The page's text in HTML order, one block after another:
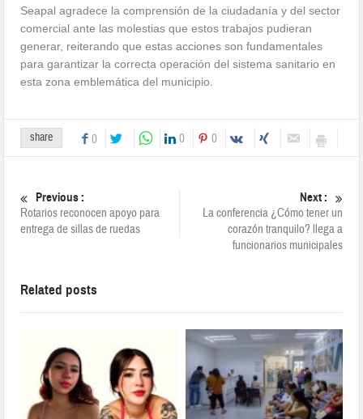
Seapal agradece la comprensión de la ciudadanía y del sector
comercial ante las molestias que estos trabajos pudieran
generar, reiterando que estas acciones son fundamentales
para garantizar la correcta operación del sistema sanitario en
esta zona emblemática del municipio.
share 0 0 0
Previous :
Rotarios reconocen apoyo para
entrega de sillas de ruedas
Next :
La conferencia ¿Cómo tener un
corazón tranquilo? llega a
funcionarios municipales
Related posts